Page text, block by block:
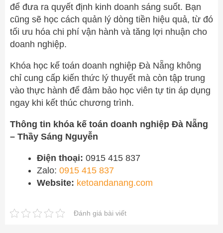
để đưa ra quyết định kinh doanh sáng suốt. Bạn
cũng sẽ học cách quản lý dòng tiền hiệu quả, từ đó
tối ưu hóa chi phí vận hành và tăng lợi nhuận cho
doanh nghiệp.
Khóa học kế toán doanh nghiệp Đà Nẵng không
chỉ cung cấp kiến thức lý thuyết mà còn tập trung
vào thực hành để đảm bảo học viên tự tin áp dụng
ngay khi kết thúc chương trình.
Thông tin khóa kế toán doanh nghiệp Đà Nẵng
– Thầy Sáng Nguyễn
Điện thoại: 0915 415 837
Zalo: 0915 415 837
Website: ketoandanang.com
Đánh giá bài viết